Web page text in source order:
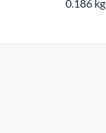
0.186 kg